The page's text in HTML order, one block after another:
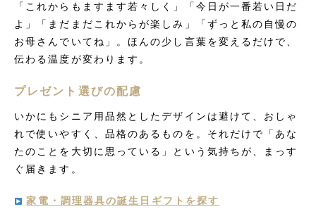
「これからもますます若々しく」「今日が一番若い日だ
よ」「まだまだこれからが楽しみ」「ずっと私の自慢の
お母さんでいてね」。ほんの少し言葉を変えるだけで、
伝わる温度が変わります。
プレゼント選びの配慮
いかにもシニア用品然としたデザインは避けて、おしゃ
れで使いやすく、品格のあるものを。それだけで「あな
たのことを大切に思っている」という気持ちが、まっす
ぐ届きます。
家電・調理器具の誕生日ギフトを探す